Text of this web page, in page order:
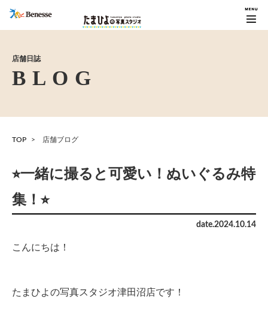
店舗日誌
TOP 店舗ブログ
⭐︎一緒に撮ると可愛い！ぬいぐるみ特
集！⭐︎
date.2024.10.14
こんにちは！
たまひよの写真スタジオ津田沼店です！